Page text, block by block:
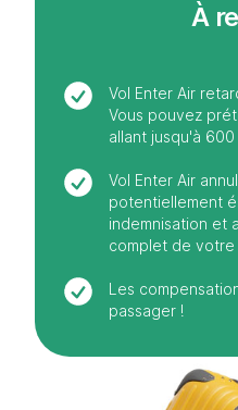
À
Vol Enter Air
Vous pouvez
allant jusqu'à 600
Vol Enter Air
potentiellement
indemnisation et
complet de votre
Les
passager !